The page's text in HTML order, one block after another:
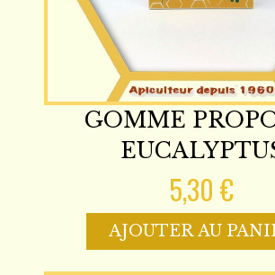
GOMME
5,30 €
AJOUTER AU